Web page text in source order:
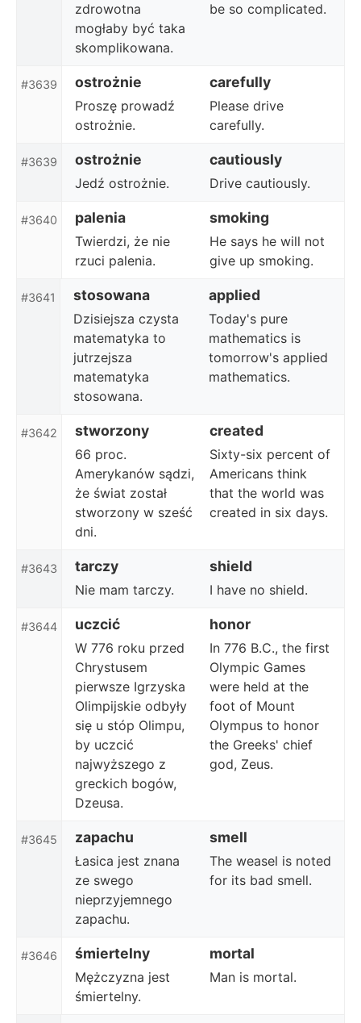
zdrowotna
mogłaby być taka
skomplikowana.
be so complicated.
#3639 ostrożnie carefully
Proszę prowadź
ostrożnie.
Please drive
carefully.
#3639 ostrożnie cautiously
Jedź ostrożnie. Drive cautiously.
#3640 palenia smoking
Twierdzi, że nie
rzuci palenia.
He says he will not
give up smoking.
#3641 stosowana applied
Dzisiejsza czysta
matematyka to
jutrzejsza
matematyka
stosowana.
Today's pure
mathematics is
tomorrow's applied
mathematics.
#3642 stworzony created
66 proc.
Amerykanów sądzi,
że świat został
stworzony w sześć
dni.
Sixty-six percent of
Americans think
that the world was
created in six days.
#3643 tarczy shield
Nie mam tarczy. I have no shield.
#3644 uczcić honor
W 776 roku przed
Chrystusem
pierwsze Igrzyska
Olimpijskie odbyły
się u stóp Olimpu,
by uczcić
najwyższego z
greckich bogów,
Dzeusa.
In 776 B.C., the first
Olympic Games
were held at the
foot of Mount
Olympus to honor
the Greeks' chief
god, Zeus.
#3645 zapachu smell
Łasica jest znana
ze swego
nieprzyjemnego
zapachu.
The weasel is noted
for its bad smell.
#3646 śmiertelny mortal
Mężczyzna jest
śmiertelny.
Man is mortal.